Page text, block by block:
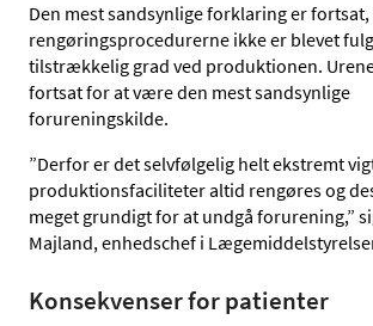
Den mest sandsynlige forklaring er fortsat,
rengøringsprocedurerne ikke er blevet
tilstrækkelig grad ved produktionen.
fortsat for at være den mest sandsynlige
forureningskilde.
”Derfor er det selvfølgelig helt ekstremt
produktionsfaciliteter altid rengøres og
meget grundigt for at undgå forurening,”
Majland, enhedschef i
Konsekvenser for patienter